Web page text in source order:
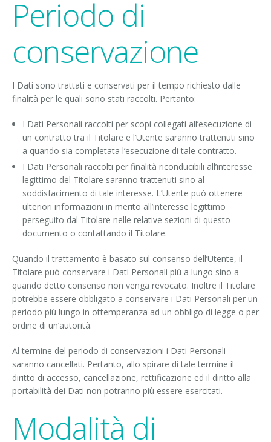
Periodo di
conservazione
I Dati sono trattati e conservati per il tempo richiesto dalle
finalità per le quali sono stati raccolti. Pertanto:
I Dati Personali raccolti per scopi collegati all’esecuzione di
un contratto tra il Titolare e l’Utente saranno trattenuti sino
a quando sia completata l’esecuzione di tale contratto.
I Dati Personali raccolti per finalità riconducibili all’interesse
legittimo del Titolare saranno trattenuti sino al
soddisfacimento di tale interesse. L’Utente può ottenere
ulteriori informazioni in merito all’interesse legittimo
perseguito dal Titolare nelle relative sezioni di questo
documento o contattando il Titolare.
Quando il trattamento è basato sul consenso dell’Utente, il
Titolare può conservare i Dati Personali più a lungo sino a
quando detto consenso non venga revocato. Inoltre il Titolare
potrebbe essere obbligato a conservare i Dati Personali per un
periodo più lungo in ottemperanza ad un obbligo di legge o per
ordine di un’autorità.
Al termine del periodo di conservazioni i Dati Personali
saranno cancellati. Pertanto, allo spirare di tale termine il
diritto di accesso, cancellazione, rettificazione ed il diritto alla
portabilità dei Dati non potranno più essere esercitati.
Modalità di